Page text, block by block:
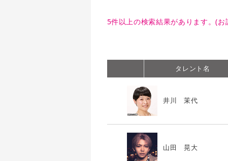
5件以上の検索結果があります。(
タレント名
井川 茉代
山田 晃大